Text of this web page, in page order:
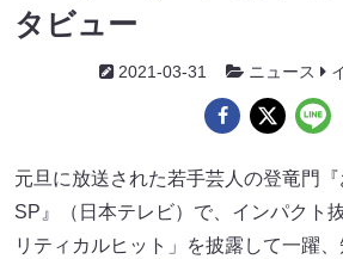
タビュー
2021-03-31 ニュース
元旦に放送された若手芸人の登竜門
SP』（日本テレビ）で、インパクト
リティカルヒット」を披露して一躍